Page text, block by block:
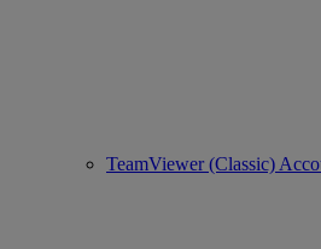
TeamViewer (Classic)